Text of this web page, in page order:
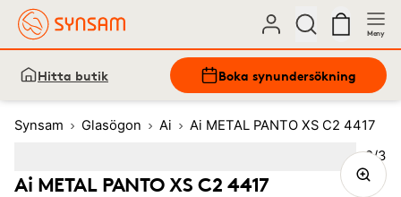
Meny
Hitta butik Boka synundersökning
Synsam Glasögon Ai Ai METAL PANTO XS C2 4417
Ai METAL PANTO XS C2 4417
Bild
2/3
3